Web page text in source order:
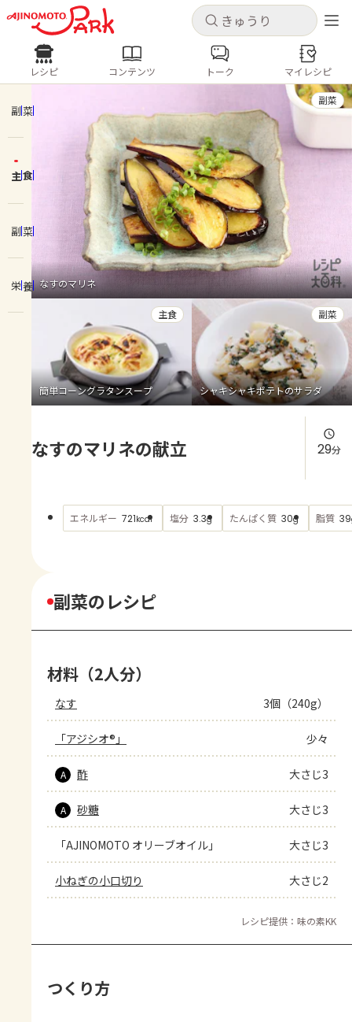
キャンセル
ログインするとレシピを保存できます
ログイン 新規登録
ホーム
コンテンツ
レシピ
よくあるお問い合わせ
お買い物
AJINOMOTO PARK とは
キャンセル
レシピ コンテンツ
人気の食材・レシピ
きゅうり なす トマト
とうもろこし
ピーマン
みょうが ゴーヤ
レシピ コンテンツ トーク マイレシピ
副菜
主食
副菜
栄養 なすのマリネ
副菜
簡単コーングラタンスープ
主食
シャキシャキポテトのサラダ
副菜
なすのマリネの献立 29分
エネルギー 721kcal 塩分 3.3g たんぱく質 30g 脂質 39
副菜のレシピ
材料（2人分）
なす 3個（240g）
「アジシオ®」 少々
A 酢 大さじ3
A 砂糖 大さじ3
「AJINOMOTO オリーブオイル」 大さじ3
小ねぎの小口切り 大さじ2
レシピ提供：味の素KK
つくり方